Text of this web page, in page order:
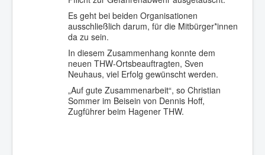
Es geht bei beiden Organisationen
ausschließlich darum, für die Mitbürger*innen
da zu sein.
In diesem Zusammenhang konnte dem
neuen THW-Ortsbeauftragten, Sven
Neuhaus, viel Erfolg gewünscht werden.
„Auf gute Zusammenarbeit“, so Christian
Sommer im Beisein von Dennis Hoff,
Zugführer beim Hagener THW.